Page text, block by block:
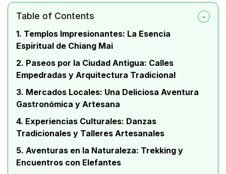
Table of Contents
1. Templos Impresionantes: La Esencia
Espiritual de Chiang Mai
2. Paseos por la Ciudad Antigua: Calles
Empedradas y Arquitectura Tradicional
3. Mercados Locales: Una Deliciosa Aventura
Gastronómica y Artesana
4. Experiencias Culturales: Danzas
Tradicionales y Talleres Artesanales
5. Aventuras en la Naturaleza: Trekking y
Encuentros con Elefantes